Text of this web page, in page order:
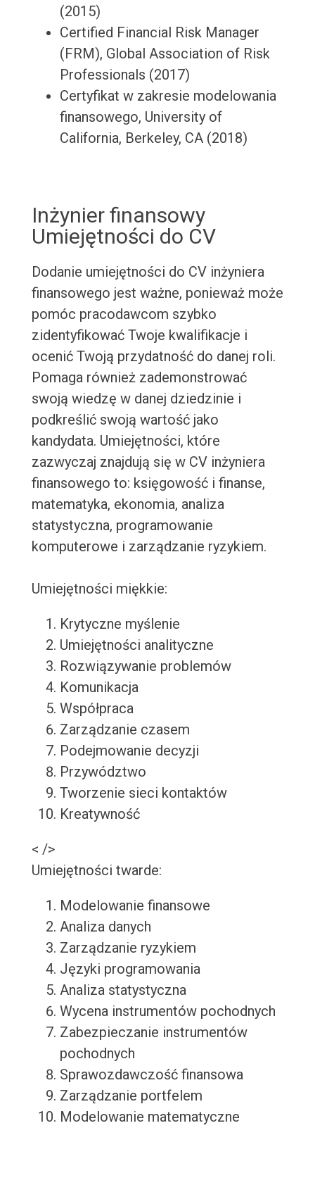
(2015)
Certified Financial Risk Manager
(FRM), Global Association of Risk
Professionals (2017)
Certyfikat w zakresie modelowania
finansowego, University of
California, Berkeley, CA (2018)
Inżynier finansowy
Umiejętności do CV
Dodanie umiejętności do CV inżyniera
finansowego jest ważne, ponieważ może
pomóc pracodawcom szybko
zidentyfikować Twoje kwalifikacje i
ocenić Twoją przydatność do danej roli.
Pomaga również zademonstrować
swoją wiedzę w danej dziedzinie i
podkreślić swoją wartość jako
kandydata. Umiejętności, które
zazwyczaj znajdują się w CV inżyniera
finansowego to: księgowość i finanse,
matematyka, ekonomia, analiza
statystyczna, programowanie
komputerowe i zarządzanie ryzykiem.
Umiejętności miękkie:
Krytyczne myślenie
Umiejętności analityczne
Rozwiązywanie problemów
Komunikacja
Współpraca
Zarządzanie czasem
Podejmowanie decyzji
Przywództwo
Tworzenie sieci kontaktów
Kreatywność
< />
Umiejętności twarde:
Modelowanie finansowe
Analiza danych
Zarządzanie ryzykiem
Języki programowania
Analiza statystyczna
Wycena instrumentów pochodnych
Zabezpieczanie instrumentów
pochodnych
Sprawozdawczość finansowa
Zarządzanie portfelem
Modelowanie matematyczne